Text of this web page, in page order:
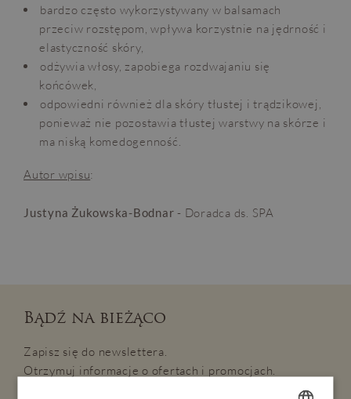
OPINIE BLOG POGODA
bardzo często wykorzystywany w balsamach
przeciw rozstępom, wpływa korzystnie na jędrność i
elastyczność skóry,
odżywia włosy, zapobiega rozdwajaniu się
końcówek,
odpowiedni również dla skóry tłustej i trądzikowej,
ponieważ nie pozostawia tłustej warstwy na skórze i
ma niską komedogenność.
Autor wpisu:
Justyna Żukowska-Bodnar - Doradca ds. SPA
Bądź na bieżąco
Zapisz się do newslettera.
Otrzymuj informacje o ofertach i promocjach.